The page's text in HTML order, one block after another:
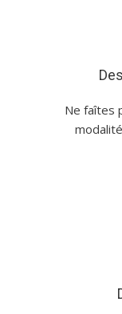
Ne faîtes